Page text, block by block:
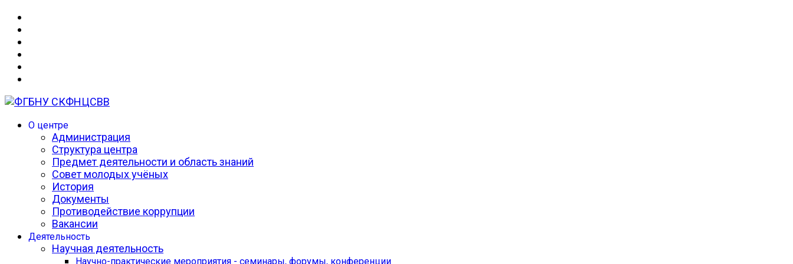
О центре
Администрация
Структура центра
Предмет деятельности и область знаний
Совет молодых учёных
История
Документы
Противодействие коррупции
Вакансии
Деятельность
Научная деятельность
Научно-практические мероприятия - семинары, форумы, конференции